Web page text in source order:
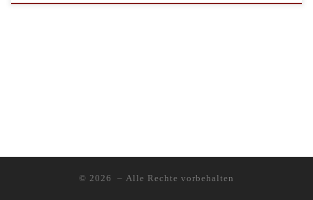
© 2026 – Alle Rechte vorbehalten